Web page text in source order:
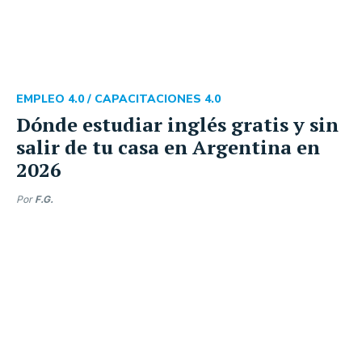
Dónde estudiar inglés gratis y sin
salir de tu casa en Argentina en
2026
EMPLEO 4.0 / CAPACITACIONES 4.0
Por F.G.